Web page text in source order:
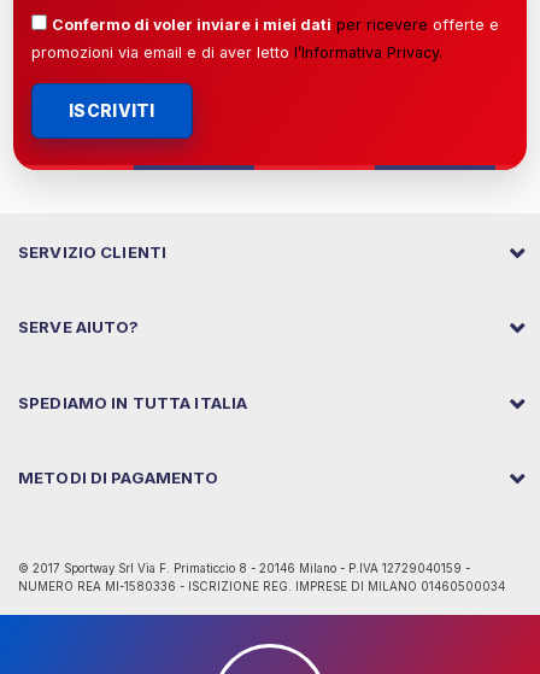
Confermo di voler inviare i miei dati per ricevere offerte e
promozioni via email e di aver letto l’Informativa Privacy.
ISCRIVITI
SERVIZIO CLIENTI
SERVE AIUTO?
SPEDIAMO IN TUTTA ITALIA
METODI DI PAGAMENTO
© 2017 Sportway Srl Via F. Primaticcio 8 - 20146 Milano - P.IVA 12729040159 -
NUMERO REA MI-1580336 - ISCRIZIONE REG. IMPRESE DI MILANO 01460500034